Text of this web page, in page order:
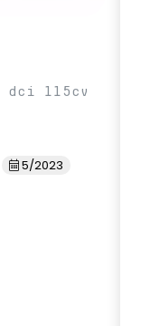
115cv
5/2023